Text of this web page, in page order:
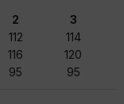
2
3
112
114
116
120
95 95